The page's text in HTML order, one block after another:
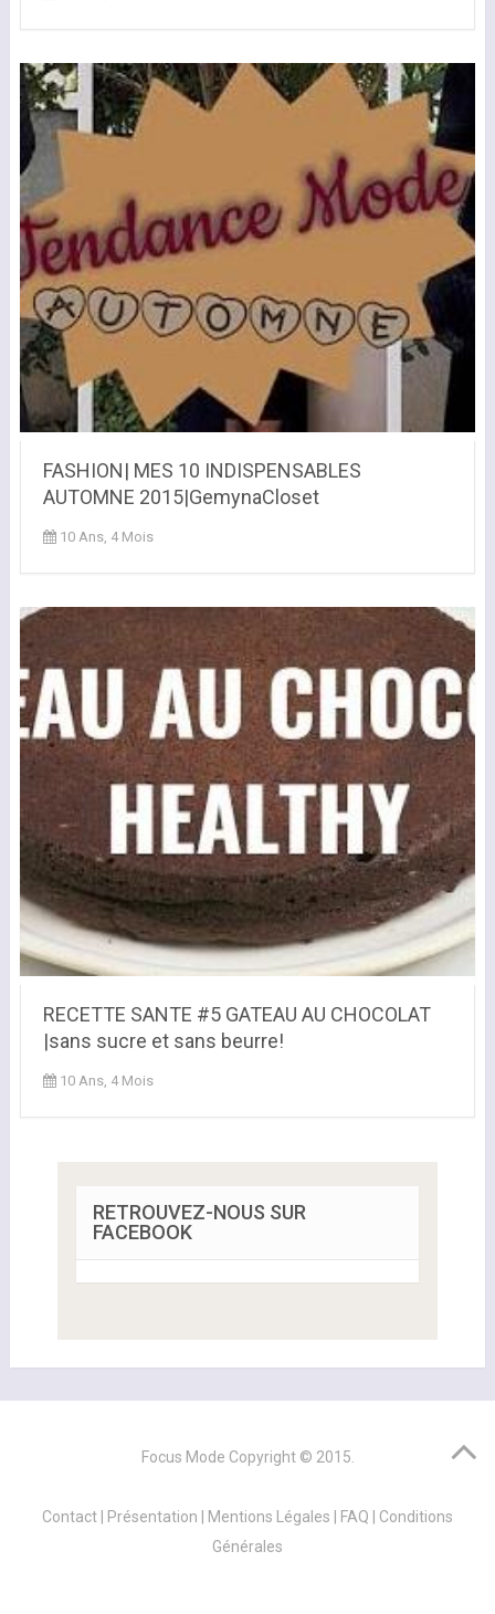
FASHION| MES 10 INDISPENSABLES
AUTOMNE 2015|GemynaCloset
10 Ans, 4 Mois
RECETTE SANTE #5 GATEAU AU CHOCOLAT
|sans sucre et sans beurre!
10 Ans, 4 Mois
RETROUVEZ-NOUS SUR
FACEBOOK
Focus Mode Copyright © 2015.
Contact Présentation Mentions Légales FAQ
Conditions
Générales